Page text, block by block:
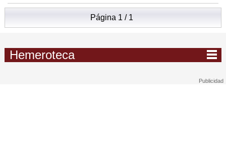
Página 1 / 1
Hemeroteca